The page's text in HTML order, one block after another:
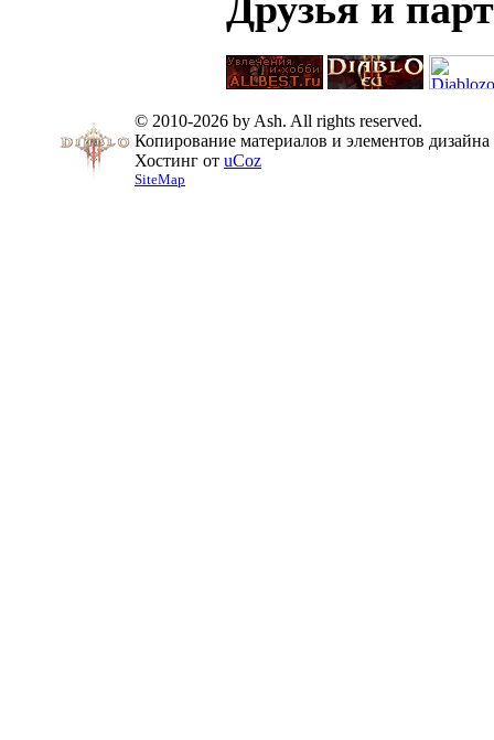
© 2010-2026 by Ash. All rights reserved.
Копирование материалов и элементов
Хостинг от uCoz
SiteMap